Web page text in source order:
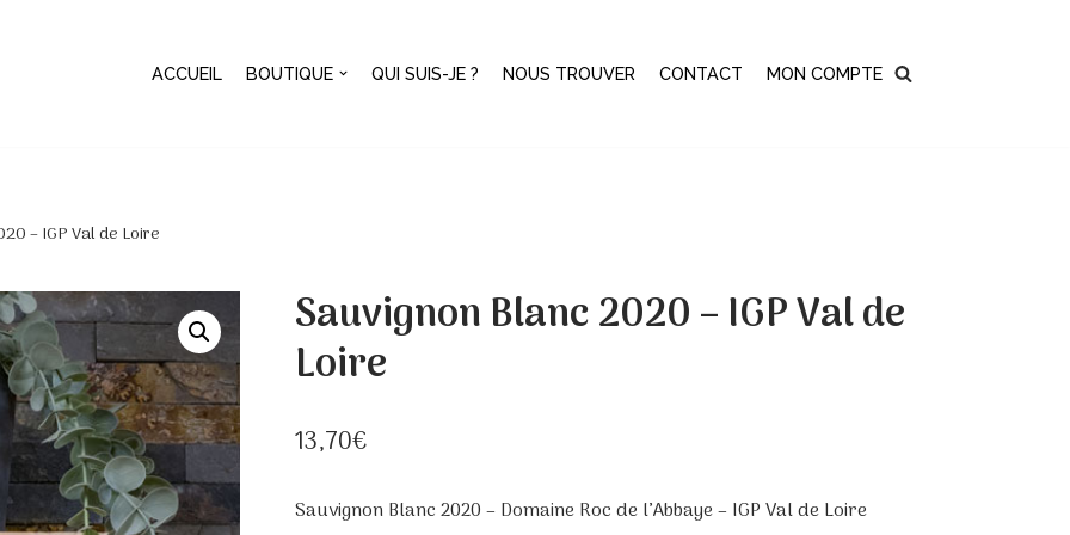
ACCUEIL BOUTIQUE QUI SUIS-JE ? NOUS TROUVER CONTACT MON COMPTE
– IGP Val de Loire
Sauvignon Blanc 2020 – IGP Val de
Loire
13,70€
Sauvignon Blanc 2020 – Domaine Roc de l’Abbaye – IGP Val de Loire